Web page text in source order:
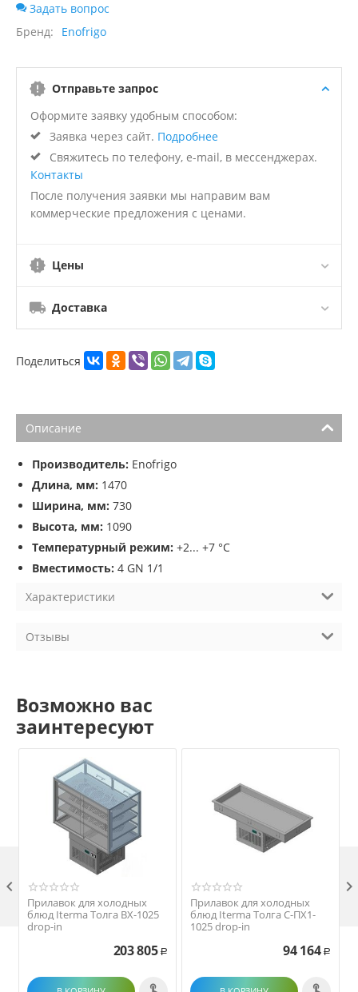
Задать вопрос
Бренд
Enofrigo
Отправьте запрос
Оформите заявку удобным способом:
Заявка через сайт. Подробнее
Свяжитесь по телефону, e-mail, в мессенджерах.
Контакты
После получения заявки мы направим вам
коммерческие предложения с ценами.
Цены
Доставка
Поделиться
Описание
Производитель: Enofrigo
Длина, мм: 1470
Ширина, мм: 730
Высота, мм: 1090
Температурный режим: +2... +7 °C
Вместимость: 4 GN 1/1
Характеристики
Отзывы
Возможно вас
заинтересуют
Прилавок для холодных
блюд Iterma Толга ВХ-1025
drop-in
203 805 Р
Прилавок для холодных
блюд Iterma Толга С-ПХ1-
1025 drop-in
94 164 Р
 